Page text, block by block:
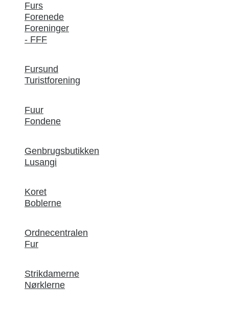
Furs
Forenede
Foreninger
- FFF
Fursund
Turistforening
Fuur
Fondene
Genbrugsbutikken
Lusangi
Koret
Boblerne
Ordnecentralen
Fur
Strikdamerne
Nørklerne